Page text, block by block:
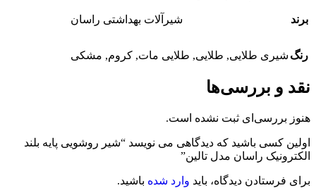
برند شیرآلات بهداشتی راسان
رنگ شیری طلایی, طلایی, طلایی مات, کروم, مشکی
نقد و بررسی‌ها
هنوز بررسی‌ای ثبت نشده است.
اولین کسی باشید که دیدگاهی می نویسد “شیر روشویی پایه بلند
الکترونیک راسان مدل تالین”
برای فرستادن دیدگاه، باید وارد شده باشید.